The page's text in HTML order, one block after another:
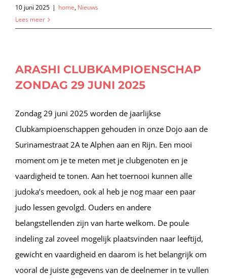
10 juni 2025 | home, Nieuws
Lees meer
ARASHI CLUBKAMPIOENSCHAP
ZONDAG 29 JUNI 2025
Zondag 29 juni 2025 worden de jaarlijkse
Clubkampioenschappen gehouden in onze Dojo aan de
Surinamestraat 2A te Alphen aan en Rijn. Een mooi
moment om je te meten met je clubgenoten en je
vaardigheid te tonen. Aan het toernooi kunnen alle
judoka’s meedoen, ook al heb je nog maar een paar
judo lessen gevolgd. Ouders en andere
belangstellenden zijn van harte welkom. De poule
indeling zal zoveel mogelijk plaatsvinden naar leeftijd,
gewicht en vaardigheid en daarom is het belangrijk om
vooral de juiste gegevens van de deelnemer in te vullen